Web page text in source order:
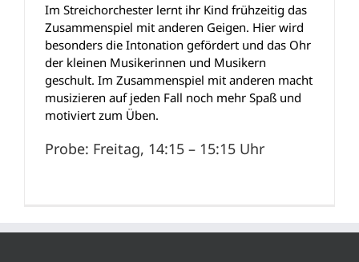
Im Streichorchester lernt ihr Kind frühzeitig das
Zusammenspiel mit anderen Geigen. Hier wird
besonders die Intonation gefördert und das Ohr
der kleinen Musikerinnen und Musikern
geschult. Im Zusammenspiel mit anderen macht
musizieren auf jeden Fall noch mehr Spaß und
motiviert zum Üben.
Probe: Freitag, 14:15 – 15:15 Uhr